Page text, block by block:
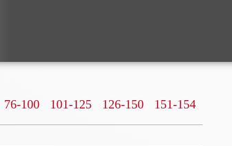
76-100 101-125 126-150 151-154